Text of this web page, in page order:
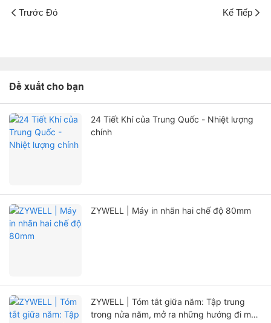
Trước Đó Kế Tiếp
Đề xuất cho bạn
24 Tiết Khí của Trung Quốc - Nhiệt lượng
chính
ZYWELL | Máy in nhãn hai chế độ 80mm
ZYWELL | Tóm tắt giữa năm: Tập trung
trong nửa năm, mở ra những hướng đi mới